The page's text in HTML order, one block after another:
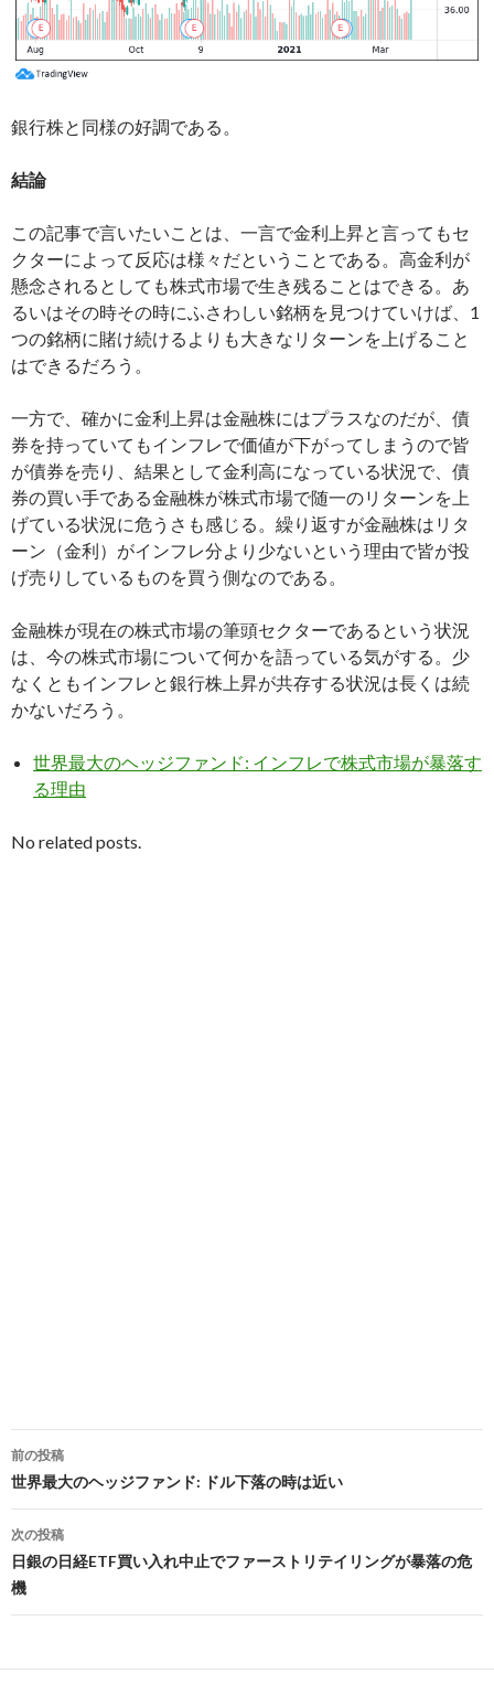
銀行株と同様の好調である。
結論
この記事で言いたいことは、一言で金利上昇と言ってもセ
クターによって反応は様々だということである。高金利が
懸念されるとしても株式市場で生き残ることはできる。あ
るいはその時その時にふさわしい銘柄を見つけていけば、1
つの銘柄に賭け続けるよりも大きなリターンを上げること
はできるだろう。
一方で、確かに金利上昇は金融株にはプラスなのだが、債
券を持っていてもインフレで価値が下がってしまうので皆
が債券を売り、結果として金利高になっている状況で、債
券の買い手である金融株が株式市場で随一のリターンを上
げている状況に危うさも感じる。繰り返すが金融株はリタ
ーン（金利）がインフレ分より少ないという理由で皆が投
げ売りしているものを買う側なのである。
金融株が現在の株式市場の筆頭セクターであるという状況
は、今の株式市場について何かを語っている気がする。少
なくともインフレと銀行株上昇が共存する状況は長くは続
かないだろう。
世界最大のヘッジファンド: インフレで株式市場が暴落す
る理由
No related posts.
投
稿
ナ
ビ
ゲ
シ
前の投稿
世界最大のヘッジファンド: ドル下落の時は近い
次の投稿
日銀の日経ETF買い入れ中止でファーストリテイリングが暴落の危
機